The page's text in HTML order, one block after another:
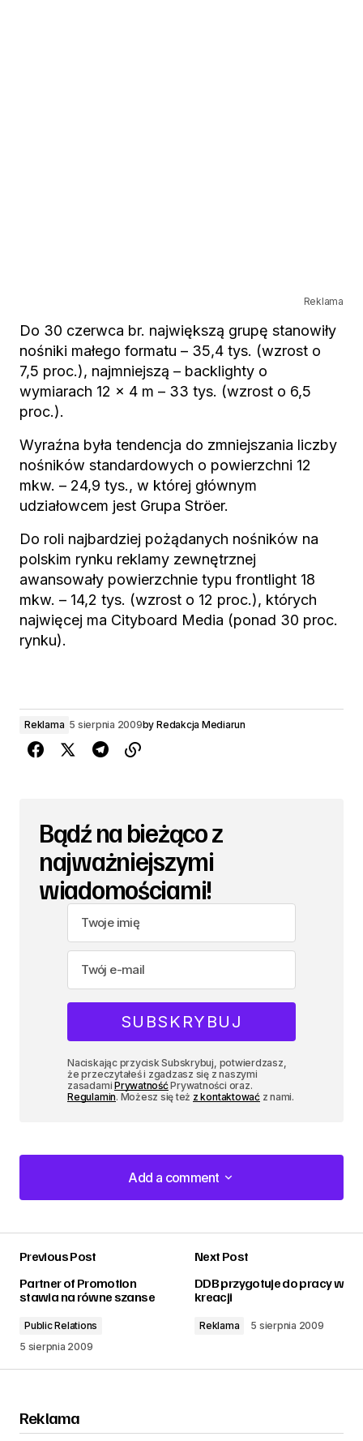
Reklama
Do 30 czerwca br. największą grupę stanowiły
nośniki małego formatu – 35,4 tys. (wzrost o
7,5 proc.), najmniejszą – backlighty o
wymiarach 12 x 4 m – 33 tys. (wzrost o 6,5
proc.).
Wyraźna była tendencja do zmniejszania liczby
nośników standardowych o powierzchni 12
mkw. – 24,9 tys., w której głównym
udziałowcem jest Grupa Ströer.
Do roli najbardziej pożądanych nośników na
polskim rynku reklamy zewnętrznej
awansowały powierzchnie typu frontlight 18
mkw. – 14,2 tys. (wzrost o 12 proc.), których
najwięcej ma Cityboard Media (ponad 30 proc.
rynku).
Reklama 5 sierpnia 2009by Redakcja Mediarun
Bądź na bieżąco z
najważniejszymi
wiadomościami!
Naciskając przycisk Subskrybuj, potwierdzasz,
że przeczytałeś i zgadzasz się z naszymi
zasadamiPrywatnośćPrywatności oraz.
Regulamin. Możesz się też z kontaktowaćz nami.
Add a comment
Add a comment
Previous Post
Partner of Promotion
stawia na równe szanse
Public Relations
5 sierpnia 2009
Next Post
DDB przygotuje do pracy w
kreacji
Reklama 5 sierpnia 2009
Reklama